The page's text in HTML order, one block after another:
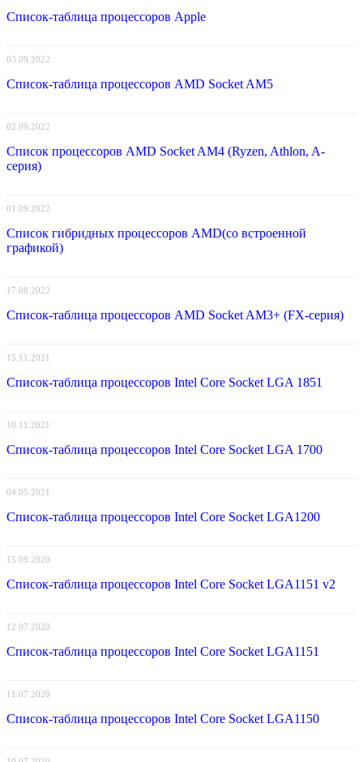
Список-таблица процессоров Apple
03.09.2022
Список-таблица процессоров AMD Socket AM5
02.09.2022
Список процессоров AMD Socket AM4 (Ryzen, Athlon, A-
серия)
01.09.2022
Список гибридных процессоров AMD(со встроенной
графикой)
17.08.2022
Список-таблица процессоров AMD Socket AM3+ (FX-серия)
15.11.2021
Список-таблица процессоров Intel Core Socket LGA 1851
10.11.2021
Список-таблица процессоров Intel Core Socket LGA 1700
04.05.2021
Список-таблица процессоров Intel Core Socket LGA1200
15.09.2020
Список-таблица процессоров Intel Core Socket LGA1151 v2
12.07.2020
Список-таблица процессоров Intel Core Socket LGA1151
11.07.2020
Список-таблица процессоров Intel Core Socket LGA1150